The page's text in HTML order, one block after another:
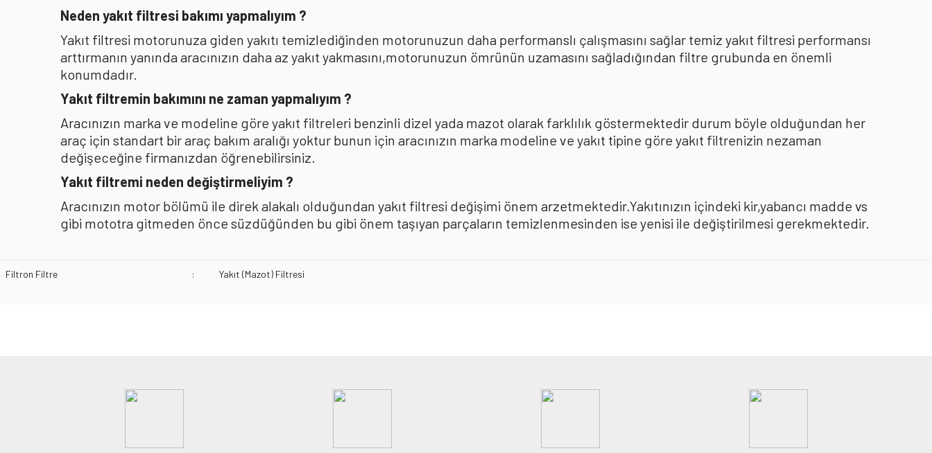
Neden yakıt filtresi bakımı yapmalıyım ?
Yakıt filtresi motorunuza giden yakıtı temizlediğinden motorunuzun daha performanslı çalışmasını sağlar temiz yakıt filtresi performansı
arttırmanın yanında aracınızın daha az yakıt yakmasını,motorunuzun ömrünün uzamasını sağladığından filtre grubunda en önemli
konumdadır.
Yakıt filtremin bakımını ne zaman yapmalıyım ?
Aracınızın marka ve modeline göre yakıt filtreleri benzinli dizel yada mazot olarak farklılık göstermektedir durum böyle olduğundan her
araç için standart bir araç bakım aralığı yoktur bunun için aracınızın marka modeline ve yakıt tipine göre yakıt filtrenizin nezaman
değişeceğine firmanızdan öğrenebilirsiniz.
Yakıt filtremi neden değiştirmeliyim ?
Aracınızın motor bölümü ile direk alakalı olduğundan yakıt filtresi değişimi önem arzetmektedir.Yakıtınızın içindeki kir,yabancı madde vs
gibi mototra gitmeden önce süzdüğünden bu gibi önem taşıyan parçaların temizlenmesinden ise yenisi ile değiştirilmesi gerekmektedir.
Filtron Filtre : Yakıt (Mazot) Filtresi